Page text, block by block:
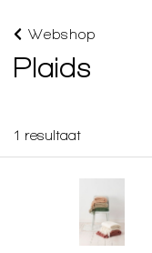
Webshop
Plaids
1 resultaat